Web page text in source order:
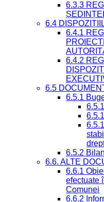
6.3.3
6.4
6.4.1
6.4.2
6.5
6.5.1
6.5.2
6.6. ALTE
6.6.1
efectuate
Comunei
6.6.2